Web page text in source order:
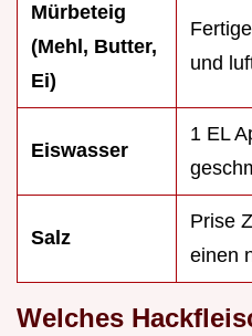
Mürbeteig
(Mehl, Butter,
Ei)
und
Eiswasser
1 EL
Salz
Prise
einen
Welches